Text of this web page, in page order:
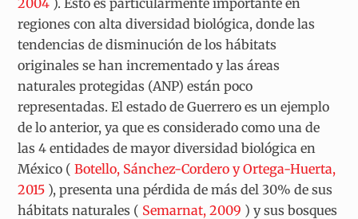
regiones con alta diversidad biológica, donde las
tendencias de disminución de los hábitats
originales se han incrementado y las áreas
naturales protegidas (ANP) están poco
representadas. El estado de Guerrero es un ejemplo
de lo anterior, ya que es considerado como una de
las 4 entidades de mayor diversidad biológica en
México (Botello, Sánchez-Cordero y Ortega-Huerta,
2015 ), presenta una pérdida de más del 30% de sus
hábitats naturales ( Semarnat, 2009 ) y sus bosques